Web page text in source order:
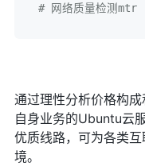
# 网络质量检测
通过理性分析价格构
自身业务的Ubuntu云
优质线路，可为各类
境。